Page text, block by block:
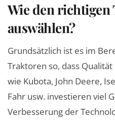
Wie den
auswählen?
Grundsätzlich ist es im
Traktoren so, dass
wie Kubota, John Deere,
Fahr usw. investieren viel
Verbesserung der